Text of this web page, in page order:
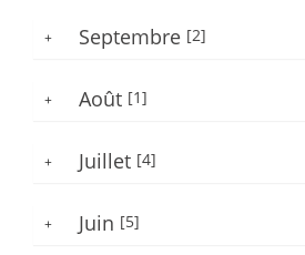
+ Septembre [2]
+ Août [1]
+ Juillet [4]
+ Juin [5]